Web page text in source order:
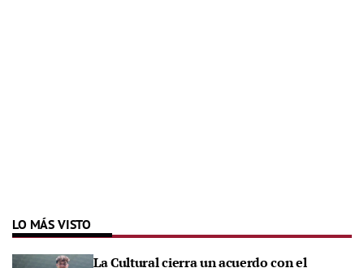
LO MÁS VISTO
La Cultural cierra un acuerdo con el